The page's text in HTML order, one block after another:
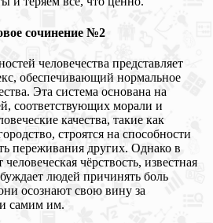
сочинение №2
человечества представляет
обеспечивающий нормальное
Эта система основана на
соответствующих морали и
качества, такие как
строятся на способности
переживания других. Однако в
чёрствость, известная
людей причинять боль
осознают свою вину за
и самим им.